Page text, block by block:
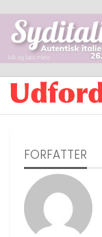
FORFATTER